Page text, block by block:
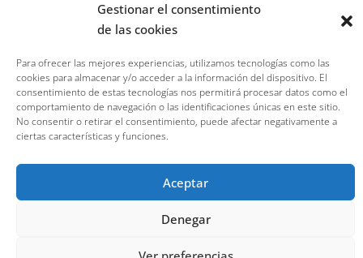
Gestionar el consentimiento
de las cookies
Para ofrecer las mejores experiencias, utilizamos tecnologías como las
cookies para almacenar y/o acceder a la información del dispositivo. El
consentimiento de estas tecnologías nos permitirá procesar datos como el
comportamiento de navegación o las identificaciones únicas en este sitio.
No consentir o retirar el consentimiento, puede afectar negativamente a
ciertas características y funciones.
Aceptar
Denegar
o física para notificaciones judiciales no serán acusados de
recibidos ni tramitados. Lo invitamos a contactarnos por nuestros
requerimientos en la menor brevedad posible.